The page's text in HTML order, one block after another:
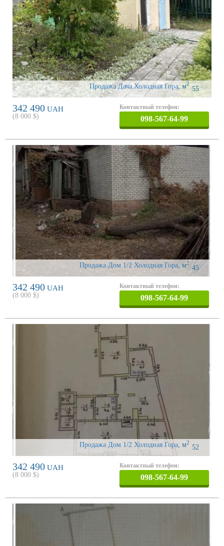
Продажа Дача Холодная Гора, 55
м2
342 490 UAH
(8 000 $)
Контактный телефон:
098-567-64-99
Продажа Дом 1/2 Холодная Гора, 45
м2
342 490 UAH
(8 000 $)
Контактный телефон:
098-567-64-99
Продажа Дом 1/2 Холодная Гора, 52
м2
342 490 UAH
(8 000 $)
Контактный телефон:
098-567-64-99